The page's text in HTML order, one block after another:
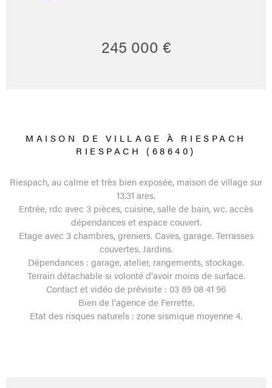
245 000 €
MAISON DE VILLAGE À RIESPACH
RIESPACH (68640)
Riespach, au calme et très bien exposée, maison de village sur
13.31 ares.
Entrée, rdc avec 3 pièces, cuisine, salle de bain, wc. accès
dépendances et espace couvert.
Etage avec 3 chambres, greniers. Caves, garage. Terrasses
couvertes. Jardins.
Dépendances : garage, atelier, rangements, stockage.
Terrain détachable si volonté d'avoir moins de surface.
Contact et vidéo de prévisite : 03 89 08 41 96
Bien de l'agence de Ferrette.
Etat des risques naturels : zone sismique moyenne 4.